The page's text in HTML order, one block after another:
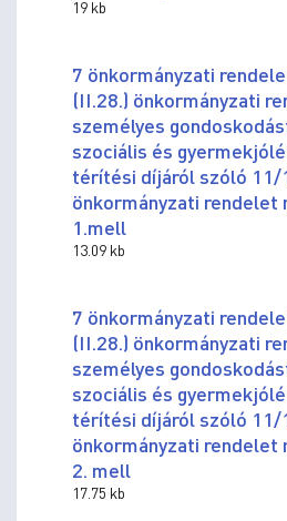
19 kb
7 önkormányzati
(II.28.) önkormányzati
személyes
szociális és
térítési díjáról szóló 11/
önkormányzati rendelet
1.mell
13.09 kb
7 önkormányzati
(II.28.) önkormányzati
személyes
szociális és
térítési díjáról szóló 11/
önkormányzati rendelet
2. mell
17.75 kb